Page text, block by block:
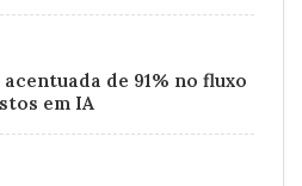
de 91% no fluxo
em IA